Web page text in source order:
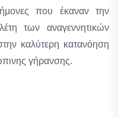
που έκαναν την
των αναγεννητικών
καλύτερη κατανόηση
γήρανσης.